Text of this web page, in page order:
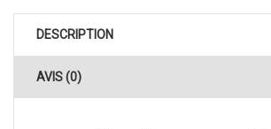
DESCRIPTION
AVIS (0)